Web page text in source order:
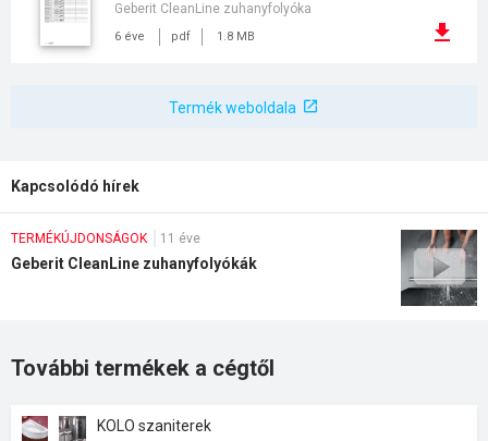
6 éve pdf 1.8 MB
Geberit CleanLine zuhanyfolyóka
Termék weboldala
Kapcsolódó hírek
TERMÉKÚJDONSÁGOK 11 éve
Geberit CleanLine zuhanyfolyókák
További termékek a cégtől
KOLO szaniterek